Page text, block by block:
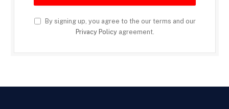
By signing up, you agree to the our terms and our
Privacy Policyagreement.